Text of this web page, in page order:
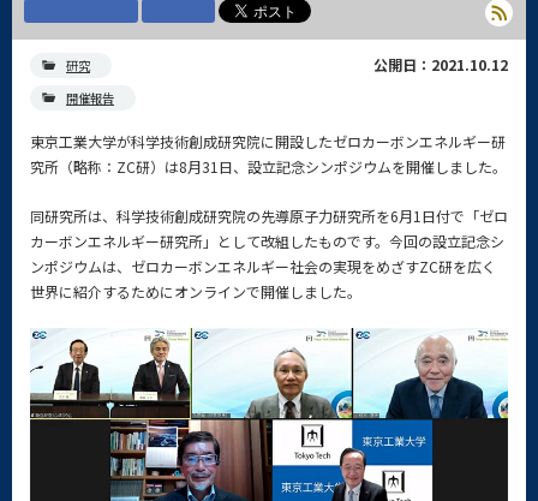
研究
開催報告
公開日：2021.10.12
東京工業大学が科学技術創成研究院に開設したゼロカーボンエネルギー研
究所（略称：ZC研）は8月31日、設立記念シンポジウムを開催しました。
同研究所は、科学技術創成研究院の先導原子力研究所を6月1日付で「ゼロ
カーボンエネルギー研究所」として改組したものです。今回の設立記念シ
ンポジウムは、ゼロカーボンエネルギー社会の実現をめざすZC研を広く
世界に紹介するためにオンラインで開催しました。